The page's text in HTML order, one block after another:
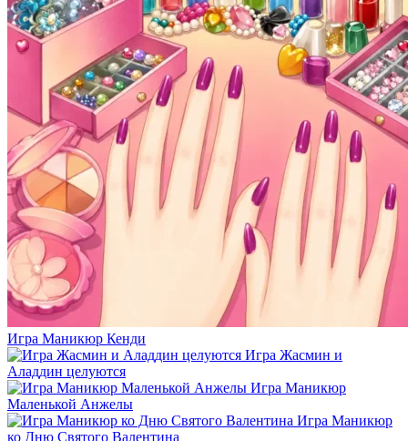
Игра Маникюр Кенди
Игра Жасмин и
Аладдин целуются
Игра Маникюр
Маленькой Анжелы
Игра Маникюр
ко Дню Святого Валентина